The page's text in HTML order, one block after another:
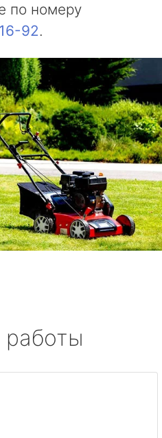
по номеру
92.